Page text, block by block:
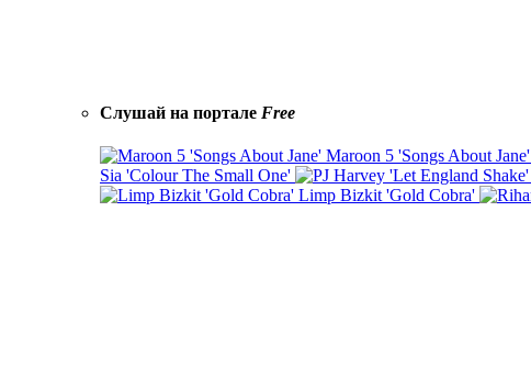
Слушай на портале Free
Maroon 5 'Songs About Jane'
Sia 'Colour The Small One'
Limp Bizkit 'Gold Cobra'